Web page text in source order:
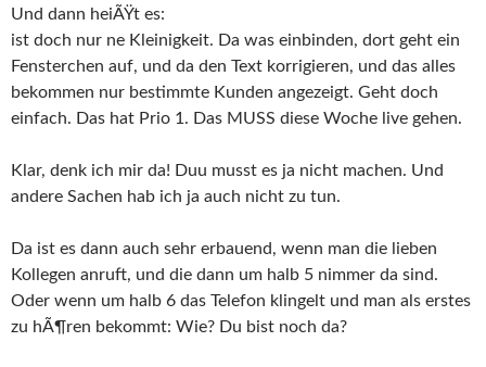
Und dann heiÃŸt es:
ist doch nur ne Kleinigkeit. Da was einbinden, dort geht ein
Fensterchen auf, und da den Text korrigieren, und das alles
bekommen nur bestimmte Kunden angezeigt. Geht doch
einfach. Das hat Prio 1. Das MUSS diese Woche live gehen.
Klar, denk ich mir da! Duu musst es ja nicht machen. Und
andere Sachen hab ich ja auch nicht zu tun.
Da ist es dann auch sehr erbauend, wenn man die lieben
Kollegen anruft, und die dann um halb 5 nimmer da sind.
Oder wenn um halb 6 das Telefon klingelt und man als erstes
zu hÃ¶ren bekommt: Wie? Du bist noch da?